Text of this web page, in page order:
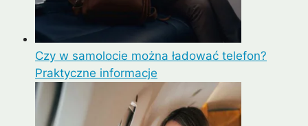
Czy w samolocie można ładować telefon?
Praktyczne informacje